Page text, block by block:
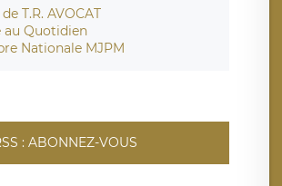
T.R. AVOCAT
au Quotidien
Nationale MJPM
: ABONNEZ-VOUS